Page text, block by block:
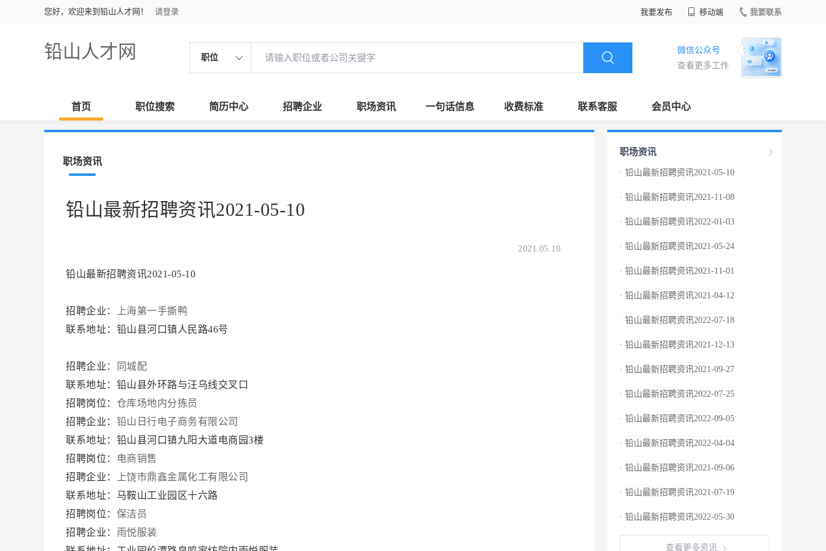
您好，欢迎来到铅山人才网！ 请登录 我要发布 移动端 我要联系
铅山人才网 职位
微信公众号
查看更多工作
首页 职位搜索 简历中心 招聘企业 职场资讯 一句话信息 收费标准 联系客服 会员中心
职场资讯
铅山最新招聘资讯2021-05-10
2021.05.10
铅山最新招聘资讯2021-05-10
招聘企业：
上海第一手撕鸭
联系地址：铅山县河口镇人民路46号
招聘企业：
同城配
联系地址：铅山县外环路与汪乌线交叉口
招聘岗位： 仓库场地内分拣员
招聘企业： 铅山日行电子商务有限公司
联系地址：铅山县河口镇九阳大道电商园3楼
招聘岗位：
电商销售
招聘企业：
上饶市鼎鑫金属化工有限公司
联系地址：马鞍山工业园区十六路
招聘岗位： 保洁员
招聘企业： 雨悦服装
职场资讯
· 铅山最新招聘资讯2021-05-10
· 铅山最新招聘资讯2021-11-08
· 铅山最新招聘资讯2022-01-03
· 铅山最新招聘资讯2021-05-24
· 铅山最新招聘资讯2021-11-01
· 铅山最新招聘资讯2021-04-12
· 铅山最新招聘资讯2022-07-18
· 铅山最新招聘资讯2021-12-13
· 铅山最新招聘资讯2021-09-27
· 铅山最新招聘资讯2022-07-25
· 铅山最新招聘资讯2022-09-05
· 铅山最新招聘资讯2022-04-04
· 铅山最新招聘资讯2021-09-06
· 铅山最新招聘资讯2021-07-19
· 铅山最新招聘资讯2022-05-30
查看更多资讯